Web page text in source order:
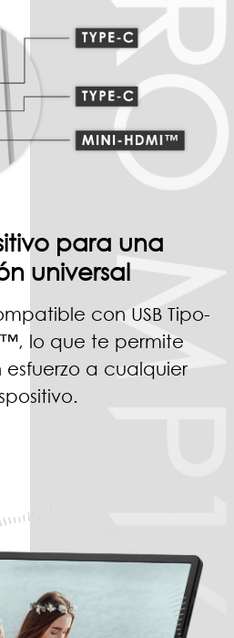
para una
universal
con USB Tipo-
lo que te permite
a cualquier